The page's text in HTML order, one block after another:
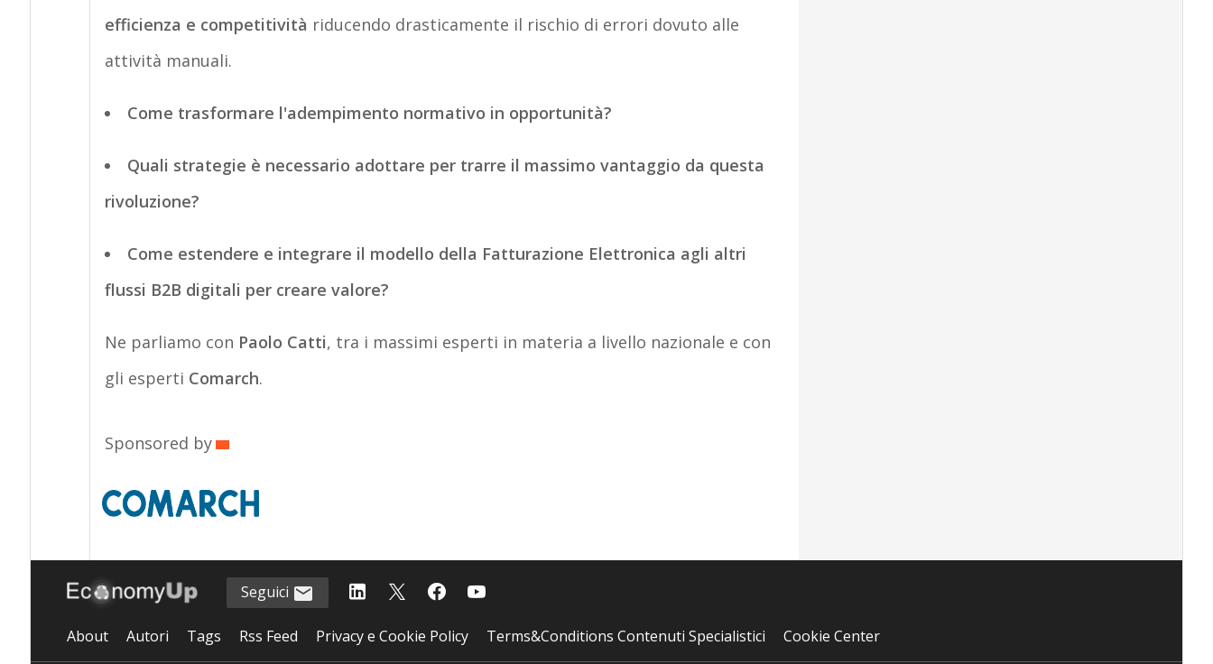
efficienza e competitività riducendo drasticamente il rischio di errori dovuto alle
attività manuali.
Come trasformare l'adempimento normativo in opportunità?
Quali strategie è necessario adottare per trarre il massimo vantaggio da questa
rivoluzione?
Come estendere e integrare il modello della Fatturazione Elettronica agli altri
flussi B2B digitali per creare valore?
Ne parliamo con Paolo Catti, tra i massimi esperti in materia a livello nazionale e con
gli esperti Comarch.
Sponsored by
Seguici
About Autori Tags Rss Feed Privacy e Cookie Policy Terms&Conditions Contenuti Specialistici Cookie Center